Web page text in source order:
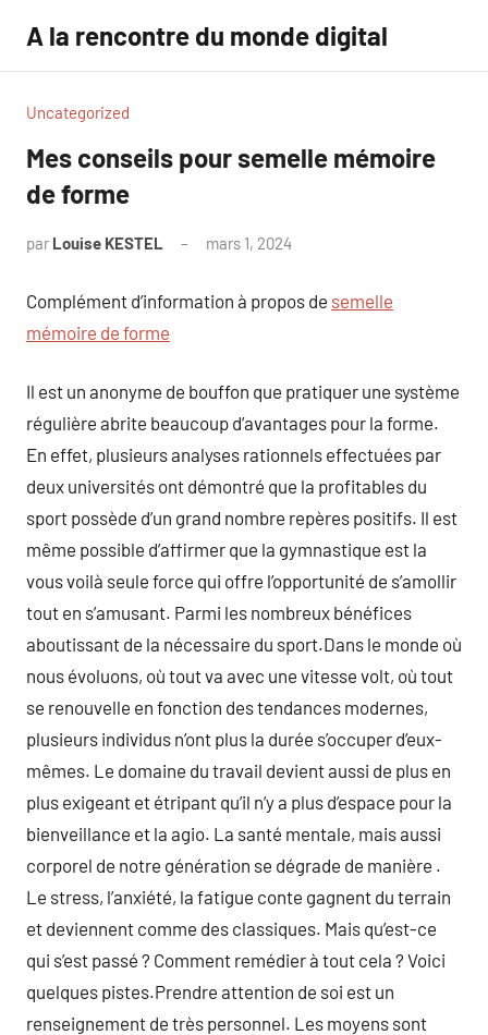
contenu
A la rencontre du monde digital
Uncategorized
Mes conseils pour semelle mémoire
de forme
par Louise KESTEL mars 1, 2024
Complément d’information à propos de semelle
mémoire de forme
Il est un anonyme de bouffon que pratiquer une système
régulière abrite beaucoup d’avantages pour la forme.
En effet, plusieurs analyses rationnels effectuées par
deux universités ont démontré que la profitables du
sport possède d’un grand nombre repères positifs. Il est
même possible d’affirmer que la gymnastique est la
vous voilà seule force qui offre l’opportunité de s’amollir
tout en s’amusant. Parmi les nombreux bénéfices
aboutissant de la nécessaire du sport.Dans le monde où
nous évoluons, où tout va avec une vitesse volt, où tout
se renouvelle en fonction des tendances modernes,
plusieurs individus n’ont plus la durée s’occuper d’eux-
mêmes. Le domaine du travail devient aussi de plus en
plus exigeant et étripant qu’il n’y a plus d’espace pour la
bienveillance et la agio. La santé mentale, mais aussi
corporel de notre génération se dégrade de manière .
Le stress, l’anxiété, la fatigue conte gagnent du terrain
et deviennent comme des classiques. Mais qu’est-ce
qui s’est passé ? Comment remédier à tout cela ? Voici
quelques pistes.Prendre attention de soi est un
renseignement de très personnel. Les moyens sont